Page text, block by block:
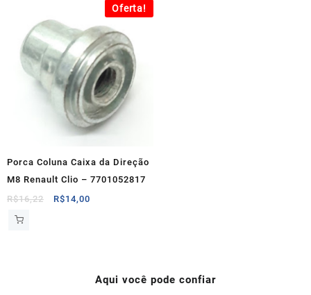
R$75,00.
Oferta!
Porca Coluna Caixa da Direção
M8 Renault Clio – 7701052817
R$16,22
O
R$14,00
Aqui você pode confiar